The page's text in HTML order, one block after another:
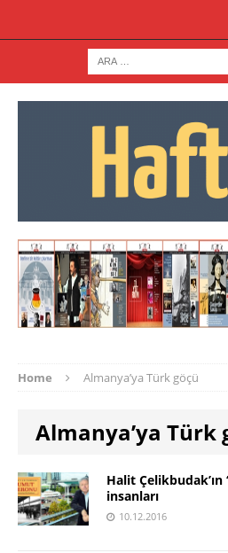
Home Almanya’ya Türk göçü
Almanya’ya Türk
Halit
insanları
10.12.2016